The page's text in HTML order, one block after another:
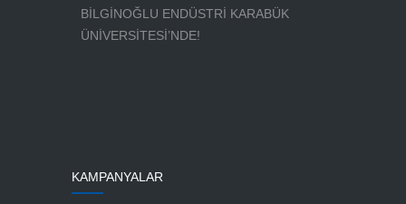
BİLGİNOĞLU ENDÜSTRİ KARABÜK
ÜNİVERSİTESİ’NDE!
KAMPANYALAR